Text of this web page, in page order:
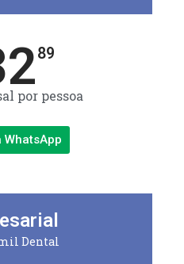
89
por pessoa
WhatsApp
Dental